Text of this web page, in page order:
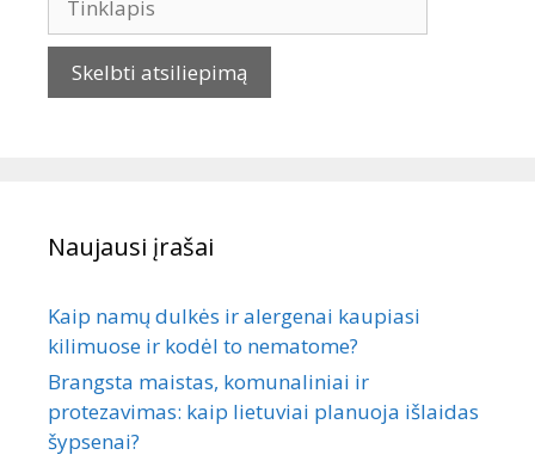
Naujausi įrašai
Kaip namų dulkės ir alergenai kaupiasi
kilimuose ir kodėl to nematome?
Brangsta maistas, komunaliniai ir
protezavimas: kaip lietuviai planuoja išlaidas
šypsenai?